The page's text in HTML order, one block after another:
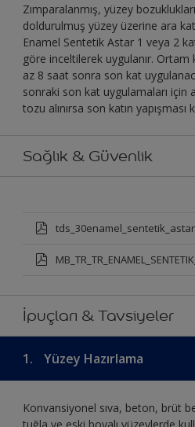
Zımparalanmış, yüzey
doldurulmuş yüzey üzerine ara
Enamel Sentetik Astar 1 veya 2
göre inceltilerek uygulanır. Ortam
az 8 saat sonra son kat
sonraki son kat uygulamaları için
tozu alınırsa son katın yapışması
Sağlık & Güvenlik
İpuçları & Tavsiyeler
1. Yüzey Hazırlama
Konvansiyonel sıva, beton, brüt